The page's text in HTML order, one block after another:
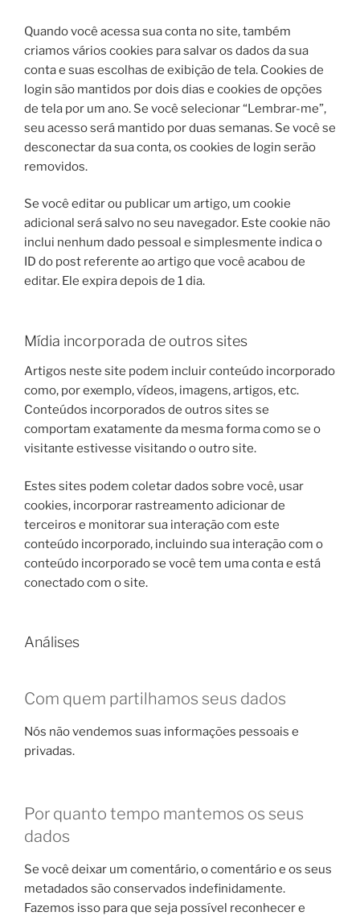
Quando você acessa sua conta no site, também
criamos vários cookies para salvar os dados da sua
conta e suas escolhas de exibição de tela. Cookies de
login são mantidos por dois dias e cookies de opções
de tela por um ano. Se você selecionar “Lembrar-me”,
seu acesso será mantido por duas semanas. Se você se
desconectar da sua conta, os cookies de login serão
removidos.
Se você editar ou publicar um artigo, um cookie
adicional será salvo no seu navegador. Este cookie não
inclui nenhum dado pessoal e simplesmente indica o
ID do post referente ao artigo que você acabou de
editar. Ele expira depois de 1 dia.
Mídia incorporada de outros sites
Artigos neste site podem incluir conteúdo incorporado
como, por exemplo, vídeos, imagens, artigos, etc.
Conteúdos incorporados de outros sites se
comportam exatamente da mesma forma como se o
visitante estivesse visitando o outro site.
Estes sites podem coletar dados sobre você, usar
cookies, incorporar rastreamento adicionar de
terceiros e monitorar sua interação com este
conteúdo incorporado, incluindo sua interação com o
conteúdo incorporado se você tem uma conta e está
conectado com o site.
Análises
Com quem partilhamos seus dados
Nós não vendemos suas informações pessoais e
privadas.
Por quanto tempo mantemos os seus
dados
Se você deixar um comentário, o comentário e os seus
metadados são conservados indefinidamente.
Fazemos isso para que seja possível reconhecer e